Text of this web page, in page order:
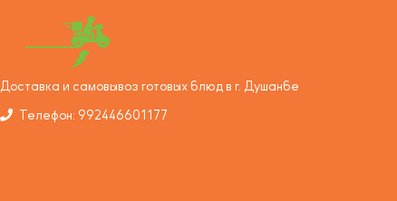
Доставка и самовывоз готовых блюд в г. Душанбе
Телефон: 992446601177